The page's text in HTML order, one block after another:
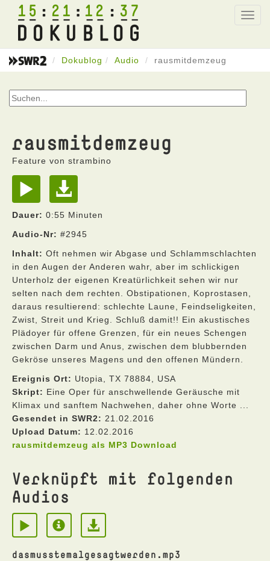
15 21 12 37
Dokublog Audio rausmitdemzeug
rausmitdemzeug
Feature von strambino
Dauer: 0:55 Minuten
Audio-Nr: #2945
Inhalt: Oft nehmen wir Abgase und Schlammschlachten
in den Augen der Anderen wahr, aber im schlickigen
Unterholz der eigenen Kreatürlichkeit sehen wir nur
selten nach dem rechten. Obstipationen, Koprostasen,
daraus resultierend: schlechte Laune, Feindseligkeiten,
Zwist, Streit und Krieg. Schluß damit!! Ein akustisches
Plädoyer für offene Grenzen, für ein neues Schengen
zwischen Darm und Anus, zwischen dem blubbernden
Gekröse unseres Magens und den offenen Mündern.
Ereignis Ort: Utopia, TX 78884, USA
Skript: Eine Oper für anschwellende Geräusche mit
Klimax und sanftem Nachwehen, daher ohne Worte ...
Gesendet in SWR2: 21.02.2016
Upload Datum: 12.02.2016
rausmitdemzeug als MP3 Download
Verknüpft mit folgenden
Audios
dasmusstemalgesagtwerden.mp3